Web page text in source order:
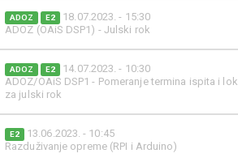
ADOZ E2
18.07.2023. - 15:30
ADOZ (OAiS DSP1) - Julski rok
ADOZ E2
14.07.2023. - 10:30
ADOZ/OAiS DSP1 - Pomeranje termina ispita i
za julski rok
E2
13.06.2023. - 10:45
Razduživanje opreme (RPI i Arduino)